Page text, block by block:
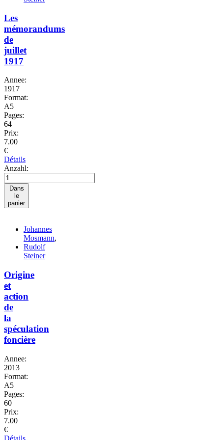
Les
mémorandums
de
juillet
1917
Annee:
1917
Format:
A5
Pages:
64
Prix:
7.00
€
Détails
Anzahl:
Dans
le
panier
Johannes
Mosmann,
Rudolf
Steiner
Origine
et
action
de
la
spéculation
foncière
Annee:
2013
Format:
A5
Pages:
60
Prix:
7.00
€
Détails